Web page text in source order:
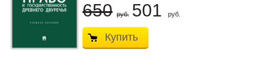
650 руб. 501 руб.
Купить